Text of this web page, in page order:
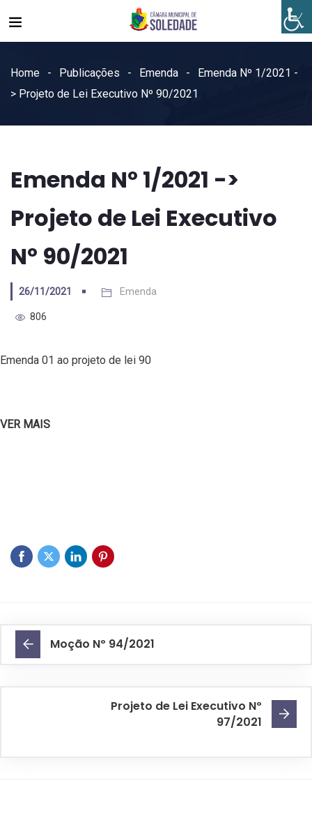
Home Publicações Emenda
Emenda Nº 1/2021 -
> Projeto de Lei Executivo Nº 90/2021
Emenda Nº 1/2021 ->
Projeto de Lei Executivo
Nº 90/2021
26/11/2021 Emenda
806
Emenda 01 ao projeto de lei 90
VER MAIS
Moção Nº 94/2021
Projeto de Lei Executivo Nº
97/2021